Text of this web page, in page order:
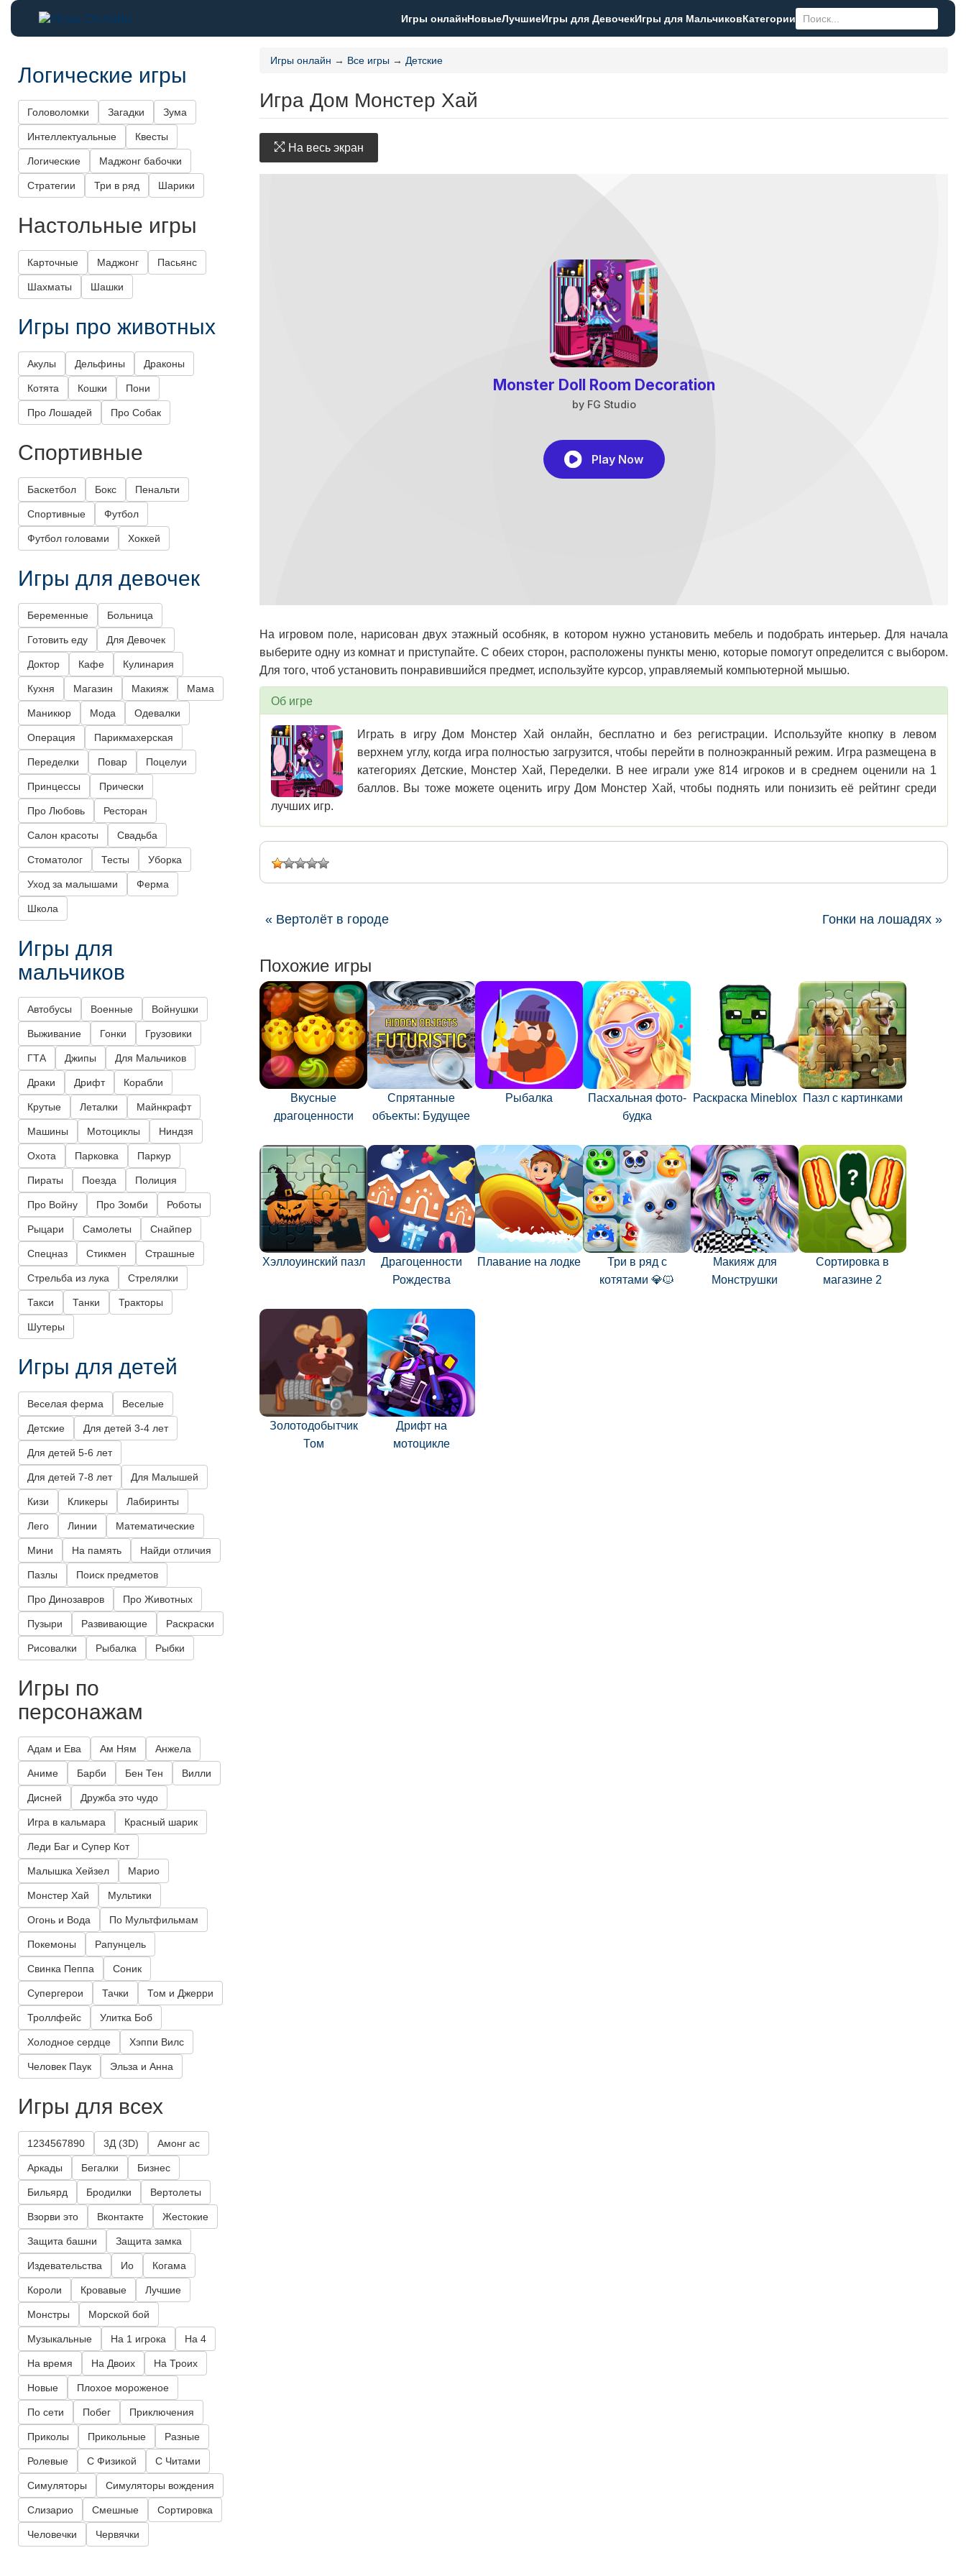
Игры онлайнНовыеЛучшиеИгры для ДевочекИгры для МальчиковКатегории
Игры онлайн → Все игры → Детские
Игра Дом Монстер Хай
На весь экран
На игровом поле, нарисован двух этажный особняк, в котором нужно установить мебель и подобрать интерьер. Для начала
выберите одну из комнат и приступайте. С обеих сторон, расположены пункты меню, которые помогут определится с выбором.
Для того, чтоб установить понравившийся предмет, используйте курсор, управляемый компьютерной мышью.
Об игре
Играть в игру Дом Монстер Хай онлайн, бесплатно и без регистрации. Используйте кнопку в левом
верхнем углу, когда игра полностью загрузится, чтобы перейти в полноэкранный режим. Игра размещена в
категориях Детские, Монстер Хай, Переделки. В нее играли уже 814 игроков и в среднем оценили на 1
баллов. Вы тоже можете оценить игру Дом Монстер Хай, чтобы поднять или понизить её рейтинг среди
лучших игр.
« Вертолёт в городе Гонки на лошадях »
Похожие игры
Вкусные
драгоценности
Спрятанные
объекты: Будущее
Рыбалка
Пасхальная фото-
будка
Раскраска Mineblox Пазл с картинками
Хэллоуинский пазл
Драгоценности
Рождества
Плавание на лодке
Три в ряд с
котятами 💎🐱
Макияж для
Монструшки
Сортировка в
магазине 2
Золотодобытчик
Том
Дрифт на
мотоцикле
Логические игры
Головоломки Загадки Зума
Интеллектуальные Квесты
Логические Маджонг бабочки
Стратегии Три в ряд Шарики
Настольные игры
Карточные Маджонг Пасьянс
Шахматы Шашки
Игры про животных
Акулы Дельфины Драконы
Котята Кошки Пони
Про Лошадей Про Собак
Спортивные
Баскетбол Бокс Пенальти
Спортивные Футбол
Футбол головами Хоккей
Игры для девочек
Беременные Больница
Готовить еду Для Девочек
Доктор Кафе Кулинария
Кухня Магазин Макияж Мама
Маникюр Мода Одевалки
Операция Парикмахерская
Переделки Повар Поцелуи
Принцессы Прически
Про Любовь Ресторан
Салон красоты Свадьба
Стоматолог Тесты Уборка
Уход за малышами Ферма
Школа
Игры для
мальчиков
Автобусы Военные Войнушки
Выживание Гонки Грузовики
ГТА Джипы Для Мальчиков
Драки Дрифт Корабли
Крутые Леталки Майнкрафт
Машины Мотоциклы Ниндзя
Охота Парковка Паркур
Пираты Поезда Полиция
Про Войну Про Зомби Роботы
Рыцари Самолеты Снайпер
Спецназ Стикмен Страшные
Стрельба из лука Стрелялки
Такси Танки Тракторы
Шутеры
Игры для детей
Веселая ферма Веселые
Детские Для детей 3-4 лет
Для детей 5-6 лет
Для детей 7-8 лет Для Малышей
Кизи Кликеры Лабиринты
Лего Линии Математические
Мини На память Найди отличия
Пазлы Поиск предметов
Про Динозавров Про Животных
Пузыри Развивающие Раскраски
Рисовалки Рыбалка Рыбки
Игры по
персонажам
Адам и Ева Ам Ням Анжела
Аниме Барби Бен Тен Вилли
Дисней Дружба это чудо
Игра в кальмара Красный шарик
Леди Баг и Супер Кот
Малышка Хейзел Марио
Монстер Хай Мультики
Огонь и Вода По Мультфильмам
Покемоны Рапунцель
Свинка Пеппа Соник
Супергерои Тачки Том и Джерри
Троллфейс Улитка Боб
Холодное сердце Хэппи Вилс
Человек Паук Эльза и Анна
Игры для всех
1234567890 3Д (3D) Амонг ас
Аркады Бегалки Бизнес
Бильярд Бродилки Вертолеты
Взорви это Вконтакте Жестокие
Защита башни Защита замка
Издевательства Ио Когама
Короли Кровавые Лучшие
Монстры Морской бой
Музыкальные На 1 игрока На 4
На время На Двоих На Троих
Новые Плохое мороженое
По сети Побег Приключения
Приколы Прикольные Разные
Ролевые С Физикой С Читами
Симуляторы Симуляторы вождения
Слизарио Смешные Сортировка
Человечки Червячки